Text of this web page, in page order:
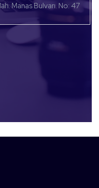
Manas Bulvarı. No: 47